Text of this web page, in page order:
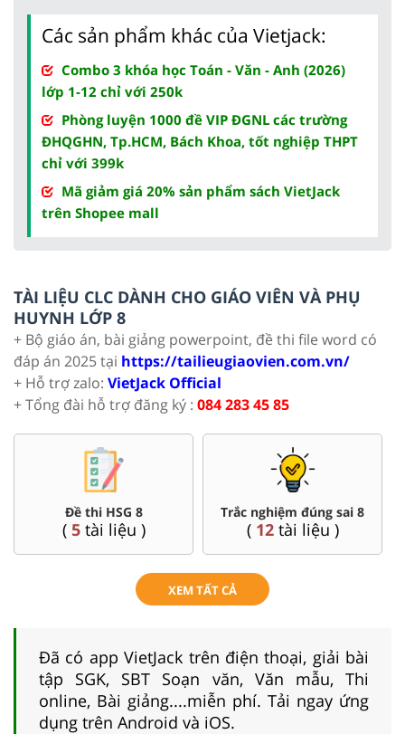
Các sản phẩm khác của Vietjack:
Combo 3 khóa học Toán - Văn - Anh (2026)
lớp 1-12 chỉ với 250k
Phòng luyện 1000 đề VIP ĐGNL các trường
ĐHQGHN, Tp.HCM, Bách Khoa, tốt nghiệp THPT
chỉ với 399k
Mã giảm giá 20% sản phẩm sách VietJack
trên Shopee mall
TÀI LIỆU CLC DÀNH CHO GIÁO VIÊN VÀ PHỤ
HUYNH LỚP 8
+ Bộ giáo án, bài giảng powerpoint, đề thi file word có
đáp án 2025 tại https://tailieugiaovien.com.vn/
+ Hỗ trợ zalo: VietJack Official
+ Tổng đài hỗ trợ đăng ký : 084 283 45 85
Đề thi HSG 8
( 5tài liệu )
Trắc nghiệm đúng sai 8
( 12tài liệu )
XEM TẤT CẢ
Đã có app VietJack trên điện thoại, giải bài
tập SGK, SBT Soạn văn, Văn mẫu, Thi
online, Bài giảng....miễn phí. Tải ngay ứng
dụng trên Android và iOS.